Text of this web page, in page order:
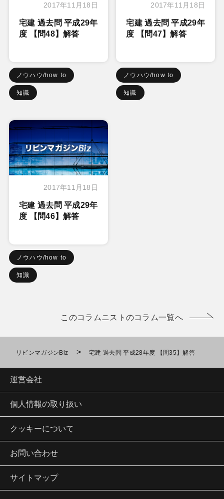
2017年11月18日
宅建 過去問 平成29年
度 【問48】解答
ノウハウ/how to
知識
2017年11月18日
宅建 過去問 平成29年
度 【問47】解答
ノウハウ/how to
知識
2017年11月18日
宅建 過去問 平成29年
度 【問46】解答
ノウハウ/how to
知識
このコラムニストのコラム一覧へ
リビンマガジンBiz > 宅建 過去問 平成28年度 【問35】解答
運営会社
個人情報の取り扱い
クッキーについて
お問い合わせ
サイトマップ